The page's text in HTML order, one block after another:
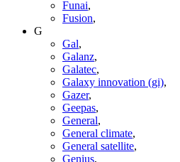
Funai,
Fusion,
G
Gal,
Galanz,
Galatec,
Galaxy innovation (gi),
Gazer,
Geepas,
General,
General climate,
General satellite,
Genius,